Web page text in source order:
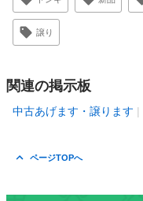
譲り
関連の掲示板
中古あげます・譲ります
ページTOPへ